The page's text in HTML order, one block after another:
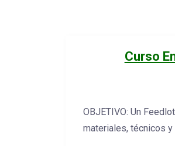
Curso
OBJETIVO: Un
materiales, técnicos y